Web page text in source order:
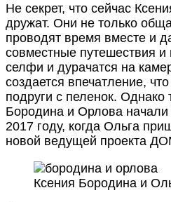
Не секрет, что сейчас
дружат. Они не только
проводят время вместе и
совместные путешествия
селфи и дурачатся на
создается впечатление,
подруги с пеленок. Однако
Бородина и Орлова начали
2017 году, когда Ольга
новой ведущей проекта
Ксения Бородина и